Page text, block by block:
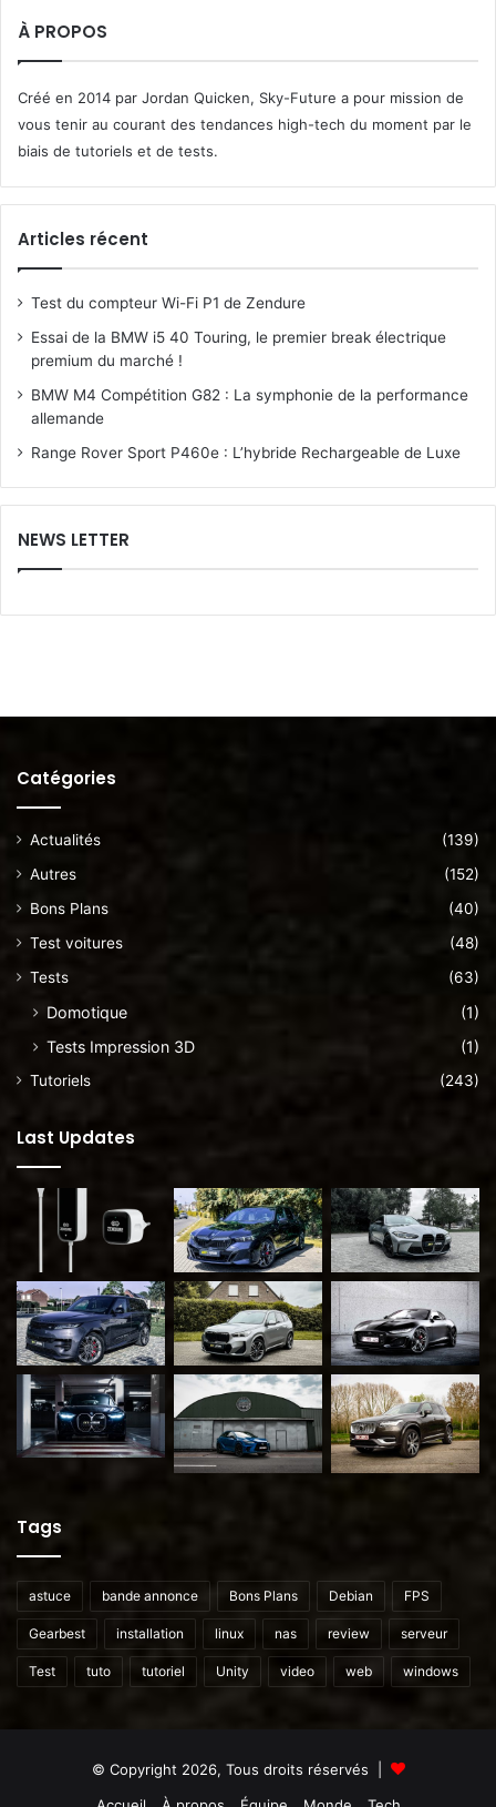
À PROPOS
Créé en 2014 par Jordan Quicken, Sky-Future a pour mission de
vous tenir au courant des tendances high-tech du moment par le
biais de tutoriels et de tests.
Articles récent
Test du compteur Wi-Fi P1 de Zendure
Essai de la BMW i5 40 Touring, le premier break électrique
premium du marché !
BMW M4 Compétition G82 : La symphonie de la performance
allemande
Range Rover Sport P460e : L’hybride Rechargeable de Luxe
NEWS LETTER
Catégories
Actualités
(139)
Autres
(152)
Bons Plans
(40)
Test voitures
(48)
Tests
(63)
Domotique
(1)
Tests Impression 3D
(1)
Tutoriels (243)
Last Updates
Tags
astuce bande annonce Bons Plans Debian FPS
Gearbest installation linux nas review serveur
Test tuto tutoriel Unity video web windows
© Copyright 2026, Tous droits réservés |